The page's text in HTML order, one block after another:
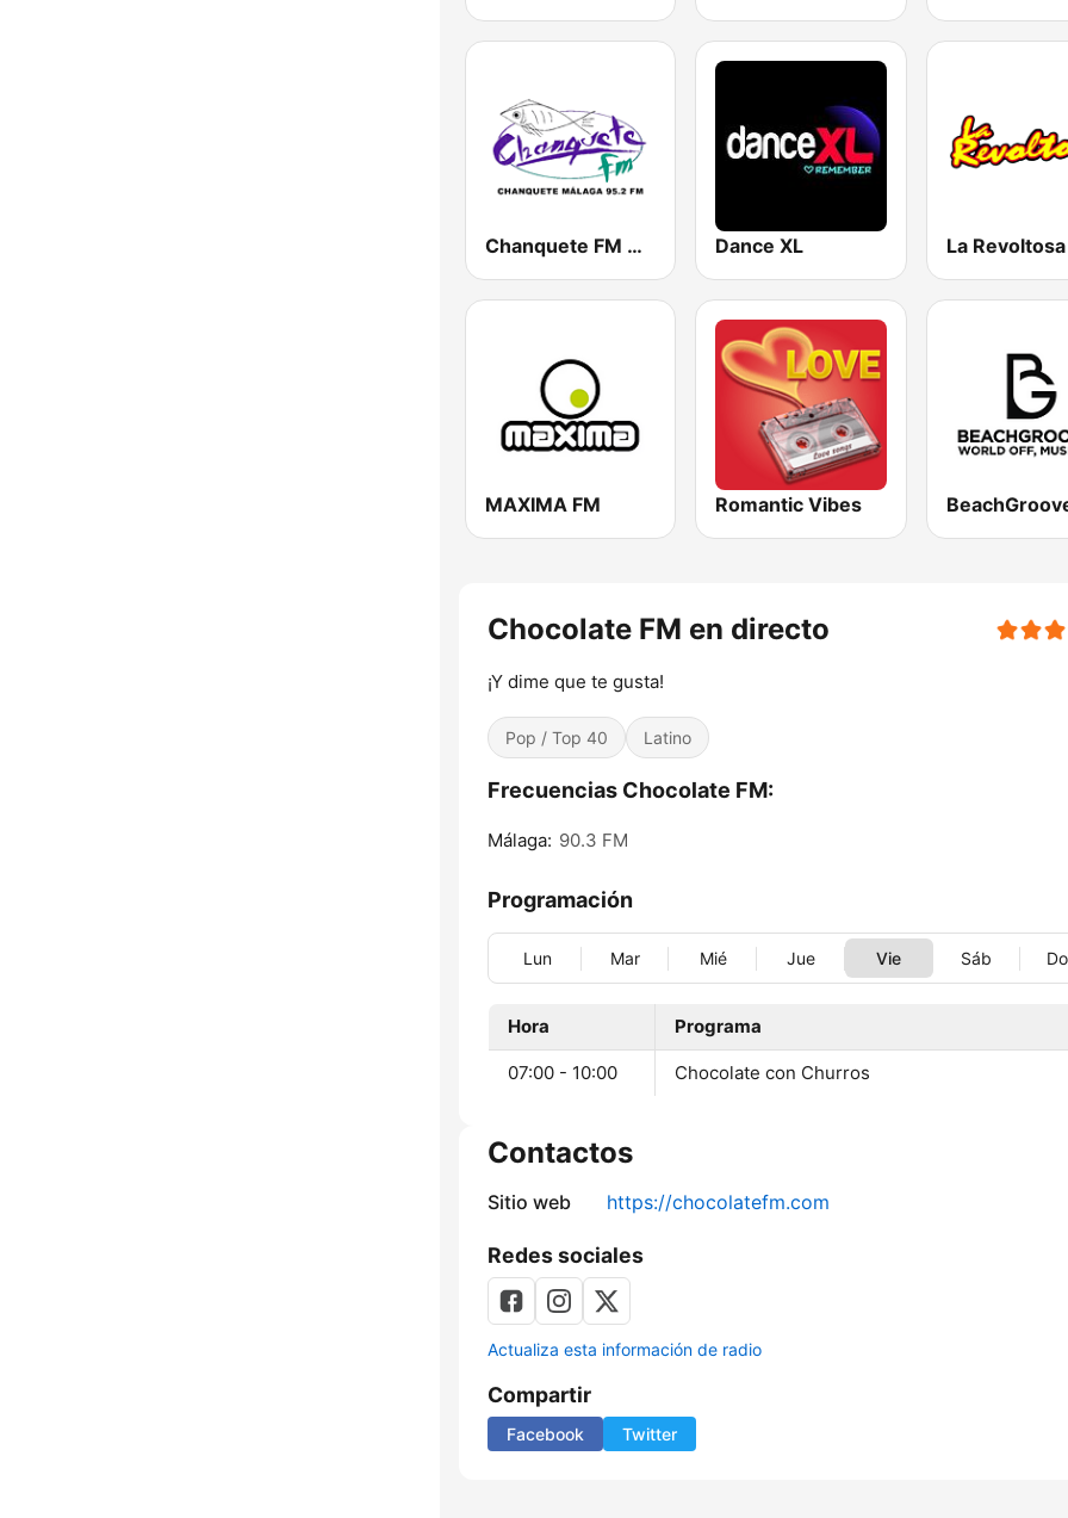
Chanquete FM Málaga Dance XL La
MAXIMA FM Romantic Vibes
Chocolate FM en directo
¡Y dime que te gusta!
Pop / Top 40 Latino
Frecuencias Chocolate FM:
Málaga: 90.3 FM
Programación
Lun Mar Mié Jue Vie Sáb
Hora Programa
07:00 - 10:00 Chocolate con Churros
Contactos
Sitio web https://chocolatefm.com
Redes sociales
Actualiza esta información de radio
Compartir
Facebook Twitter